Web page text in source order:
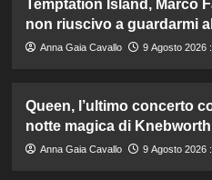
Temptation Island, Marco
non riuscivo a guardarmi
Anna Gaia Cavallo 9 Agosto 2026
Queen, l’ultimo concerto
notte magica di
Anna Gaia Cavallo 9 Agosto 2026